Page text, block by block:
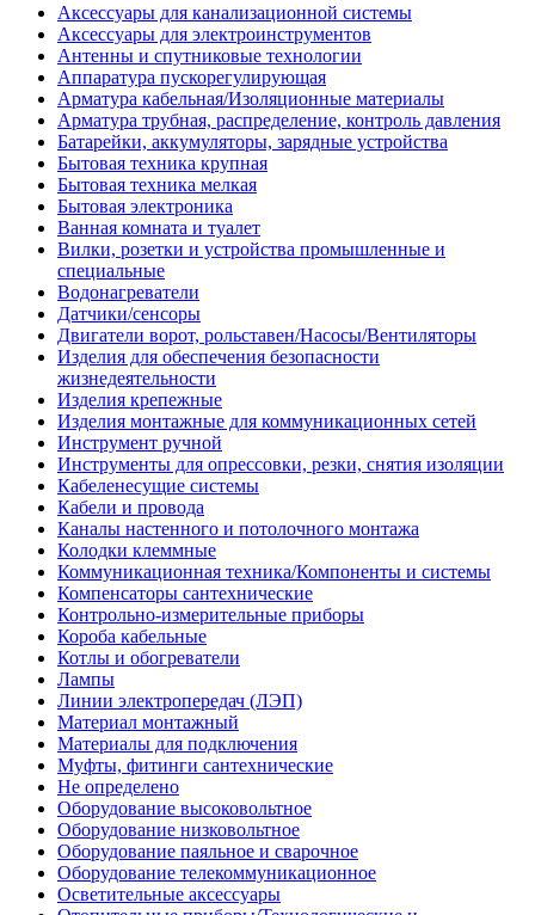
Аксессуары для канализационной системы
Аксессуары для электроинструментов
Антенны и спутниковые технологии
Аппаратура пускорегулирующая
Арматура кабельная/Изоляционные материалы
Арматура трубная, распределение, контроль давления
Батарейки, аккумуляторы, зарядные устройства
Бытовая техника крупная
Бытовая техника мелкая
Бытовая электроника
Ванная комната и туалет
Вилки, розетки и устройства промышленные и
специальные
Водонагреватели
Датчики/сенсоры
Двигатели ворот, рольставен/Насосы/Вентиляторы
Изделия для обеспечения безопасности
жизнедеятельности
Изделия крепежные
Изделия монтажные для коммуникационных сетей
Инструмент ручной
Инструменты для опрессовки, резки, снятия изоляции
Кабеленесущие системы
Кабели и провода
Каналы настенного и потолочного монтажа
Колодки клеммные
Коммуникационная техника/Компоненты и системы
Компенсаторы сантехнические
Контрольно-измерительные приборы
Короба кабельные
Котлы и обогреватели
Лампы
Линии электропередач (ЛЭП)
Материал монтажный
Материалы для подключения
Муфты, фитинги сантехнические
Не определено
Оборудование высоковольтное
Оборудование низковольтное
Оборудование паяльное и сварочное
Оборудование телекоммуникационное
Осветительные аксессуары